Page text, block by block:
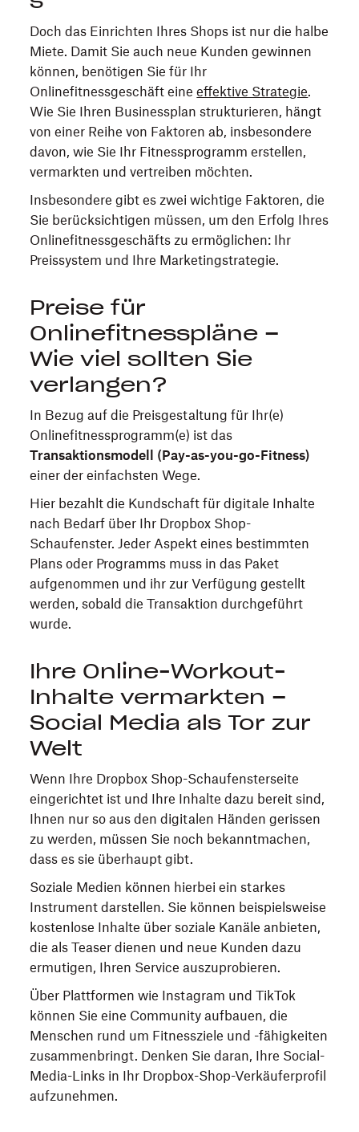
Doch das Einrichten Ihres Shops ist nur die halbe
Miete. Damit Sie auch neue Kunden gewinnen
können, benötigen Sie für Ihr
Onlinefitnessgeschäft eineeffektive Strategie.
Wie Sie Ihren Businessplan strukturieren, hängt
von einer Reihe von Faktoren ab, insbesondere
davon, wie Sie Ihr Fitnessprogramm erstellen,
vermarkten und vertreiben möchten.
Insbesondere gibt es zwei wichtige Faktoren, die
Sie berücksichtigen müssen, um den Erfolg Ihres
Onlinefitnessgeschäfts zu ermöglichen: Ihr
Preissystem und Ihre Marketingstrategie.
Preise für
Onlinefitnesspläne –
Wie viel sollten Sie
verlangen?
In Bezug auf die Preisgestaltung für Ihr(e)
Onlinefitnessprogramm(e) ist das
Transaktionsmodell (Pay-as-you-go-Fitness)
einer der einfachsten Wege.
Hier bezahlt die Kundschaft für digitale Inhalte
nach Bedarf über Ihr Dropbox Shop-
Schaufenster. Jeder Aspekt eines bestimmten
Plans oder Programms muss in das Paket
aufgenommen und ihr zur Verfügung gestellt
werden, sobald die Transaktion durchgeführt
wurde.
Ihre Online-Workout-
Inhalte vermarkten –
Social Media als Tor zur
Welt
Wenn Ihre Dropbox Shop-Schaufensterseite
eingerichtet ist und Ihre Inhalte dazu bereit sind,
Ihnen nur so aus den digitalen Händen gerissen
zu werden, müssen Sie noch bekanntmachen,
dass es sie überhaupt gibt.
Soziale Medien können hierbei ein starkes
Instrument darstellen. Sie können beispielsweise
kostenlose Inhalte über soziale Kanäle anbieten,
die als Teaser dienen und neue Kunden dazu
ermutigen, Ihren Service auszuprobieren.
Über Plattformen wie Instagram und TikTok
können Sie eine Community aufbauen, die
Menschen rund um Fitnessziele und -fähigkeiten
zusammenbringt. Denken Sie daran, Ihre Social-
Media-Links in Ihr Dropbox-Shop-Verkäuferprofil
aufzunehmen.